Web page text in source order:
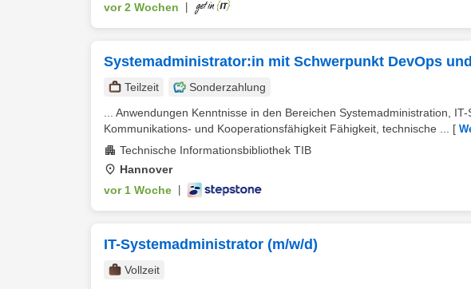
vor 2 Wochen
Systemadministrator:in mit Schwerpunkt DevOps
Teilzeit
Sonderzahlung
... Anwendungen Kenntnisse in den Bereichen Systemadministration, IT-
Kommunikations- und Kooperationsfähigkeit Fähigkeit, technische ...
[
Technische Informationsbibliothek TIB
Hannover
vor 1 Woche
IT-Systemadministrator (m/w/d)
Vollzeit